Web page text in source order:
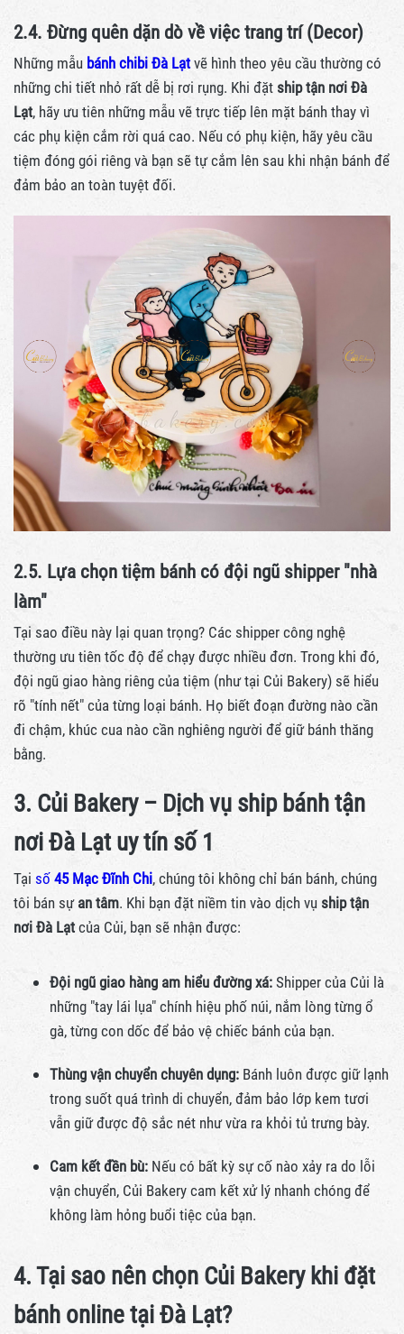
2.4. Đừng quên dặn dò về việc trang trí (Decor)
Những mẫu bánh chibi Đà Lạt vẽ hình theo yêu cầu thường có
những chi tiết nhỏ rất dễ bị rơi rụng. Khi đặt ship tận nơi Đà
Lạt, hãy ưu tiên những mẫu vẽ trực tiếp lên mặt bánh thay vì
các phụ kiện cắm rời quá cao. Nếu có phụ kiện, hãy yêu cầu
tiệm đóng gói riêng và bạn sẽ tự cắm lên sau khi nhận bánh để
đảm bảo an toàn tuyệt đối.
2.5. Lựa chọn tiệm bánh có đội ngũ shipper "nhà
làm"
Tại sao điều này lại quan trọng? Các shipper công nghệ
thường ưu tiên tốc độ để chạy được nhiều đơn. Trong khi đó,
đội ngũ giao hàng riêng của tiệm (như tại Củi Bakery) sẽ hiểu
rõ "tính nết" của từng loại bánh. Họ biết đoạn đường nào cần
đi chậm, khúc cua nào cần nghiêng người để giữ bánh thăng
bằng.
3. Củi Bakery – Dịch vụ ship bánh tận
nơi Đà Lạt uy tín số 1
Tại số 45 Mạc Đĩnh Chi, chúng tôi không chỉ bán bánh, chúng
tôi bán sự an tâm. Khi bạn đặt niềm tin vào dịch vụ ship tận
nơi Đà Lạt của Củi, bạn sẽ nhận được:
Đội ngũ giao hàng am hiểu đường xá: Shipper của Củi là
những "tay lái lụa" chính hiệu phố núi, nắm lòng từng ổ
gà, từng con dốc để bảo vệ chiếc bánh của bạn.
Thùng vận chuyển chuyên dụng: Bánh luôn được giữ lạnh
trong suốt quá trình di chuyển, đảm bảo lớp kem tươi
vẫn giữ được độ sắc nét như vừa ra khỏi tủ trưng bày.
Cam kết đền bù: Nếu có bất kỳ sự cố nào xảy ra do lỗi
vận chuyển, Củi Bakery cam kết xử lý nhanh chóng để
không làm hỏng buổi tiệc của bạn.
4. Tại sao nên chọn Củi Bakery khi đặt
bánh online tại Đà Lạt?